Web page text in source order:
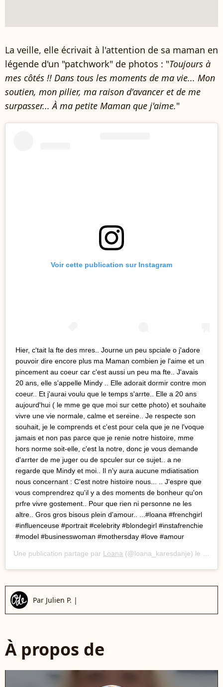
La veille, elle écrivait à l'attention de sa maman en
légende d'un "patchwork" de photos : "Toujours à
mes côtés !! Dans tous les moments de ma vie... Mon
soutien, mon pilier, ma raison d'avancer et de me
surpasser... À ma petite Maman que j'aime."
Voir cette publication sur Instagram
Hier, c'tait la fte des mres.. Journe un peu spciale o j'adore
pouvoir dire encore plus ma Maman combien je l'aime et un
pincement au coeur car c'est aussi un peu ma fte.. J'avais
20 ans, elle s'appelle Mindy .. Elle adorait dormir contre mon
coeur.. Et j'aurai voulu que le temps s'arrte.. Elle a 20 ans
aujourd'hui ( le mme ge que moi sur cette photo) et souhaite
vivre une vie normale, calme et sereine.. Je respecte son
souhait, je le comprends et c'est pour cela que je ne l'voque
jamais et non pas parce que je renie notre histoire, mme
hors norme soit-elle, c'est la notre, donc je vous demande
d'arrter de me juger ou de spculer sur ce sujet.. a ne
regarde que Mindy et moi.. Il n'y aura aucune mdiatisation
nous concernant : C'est notre histoire nous... .. J'espre que
vous comprendrez qu'il y a des moments de bonheur qu'on
prfre vivre gostement.. Pour que rien ni personne ne les
altre.. Gros gros bisous plein d'amour.. ...#loana #frenchgirl
#influenceuse #portrait #celebrity #blondegirl #instafrenchie
#model #businesswoman #mothersday #love #amour
Une publication partage par Loana (@loana_karesdanje) le 27
Par Julien P. |
À propos de